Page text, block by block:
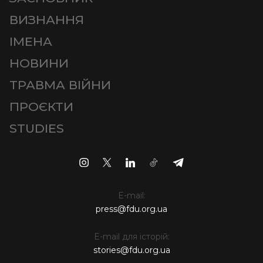
ВИЗНАННЯ
ІМЕНА
НОВИНИ
ТРАВМА ВІЙНИ
ПРОЄКТИ
STUDIES
E-mail:
press@fdu.org.ua
E-mail для історій:
stories@fdu.org.ua